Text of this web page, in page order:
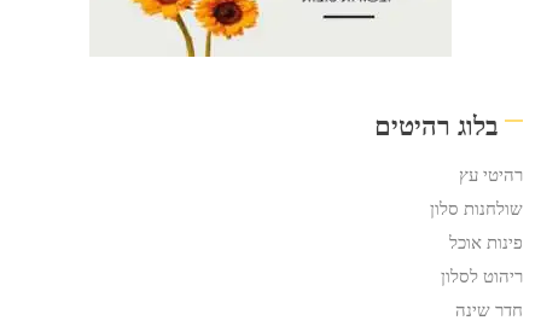
בלוג רהיטים
רהיטי עץ
שולחנות סלון
פינות אוכל
ריהוט לסלון
חדר שינה